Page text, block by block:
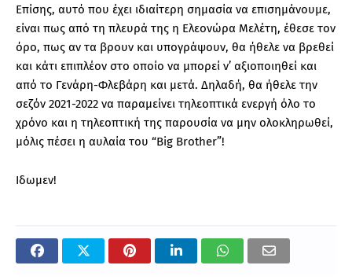
Επίσης, αυτό που έχει ιδιαίτερη σημασία να επισημάνουμε,
είναι πως από τη πλευρά της η Ελεονώρα Μελέτη, έθεσε τον
όρο, πως αν τα βρουν και υπογράψουν, θα ήθελε να βρεθεί
και κάτι επιπλέον στο οποίο να μπορεί ν’ αξιοποιηθεί και
από το Γενάρη-Φλεβάρη και μετά. Δηλαδή, θα ήθελε την
σεζόν 2021-2022 να παραμείνει τηλεοπτικά ενεργή όλο το
χρόνο και η τηλεοπτική της παρουσία να μην ολοκληρωθεί,
μόλις πέσει η αυλαία του “Big Brother”!
Ιδωμεν!